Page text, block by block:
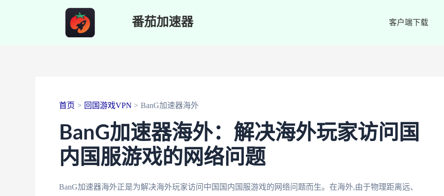
番茄加速器 客户端下载
首页 回国游戏VPN BanG加速器海外
BanG加速器海外：解决海外玩家访问国
内国服游戏的网络问题
BanG加速器海外正是为解决海外玩家访问中国国内国服游戏的网络问题而生。在海外,由于物理距离远、